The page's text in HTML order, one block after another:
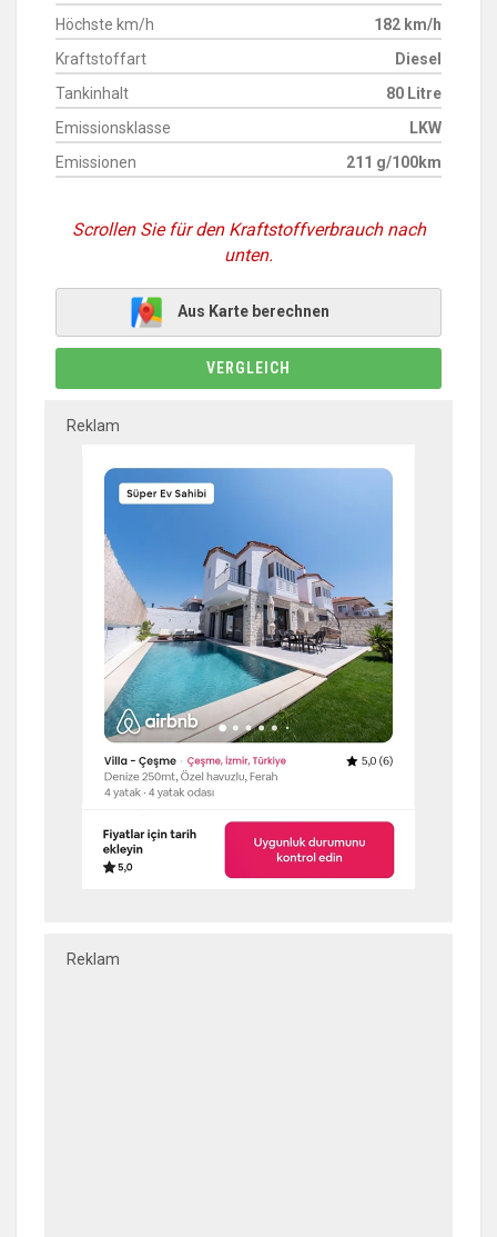
182 km/h
Höchste km/h
Diesel
Kraftstoffart
80 Litre
Tankinhalt
LKW
Emissionsklasse
211 g/100km
Emissionen
Scrollen Sie für den Kraftstoffverbrauch nach
unten.
Aus Karte berechnen
VERGLEICH
Reklam
Reklam